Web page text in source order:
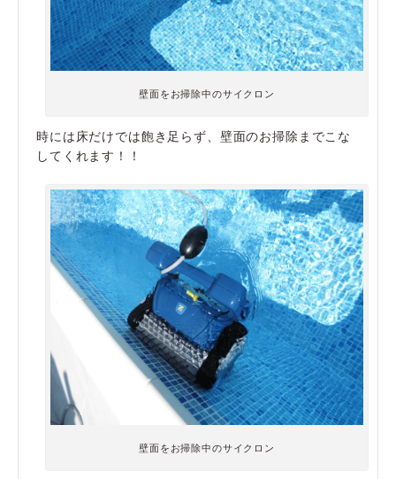
壁面をお掃除中のサイクロン
時には床だけでは飽き足らず、壁面のお掃除までこな
してくれます！！
壁面をお掃除中のサイクロン